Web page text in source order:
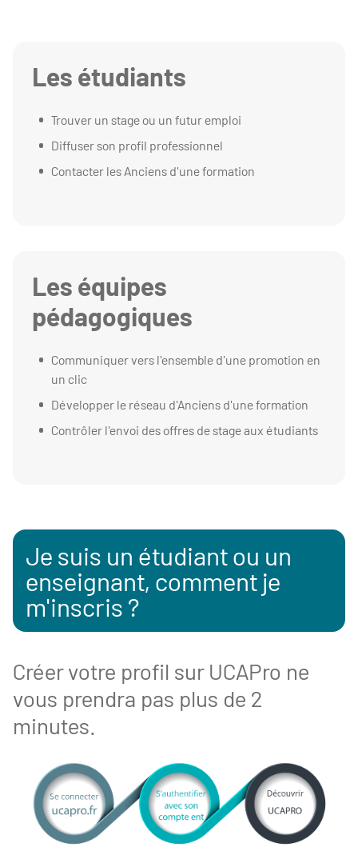
Les étudiants
Trouver un stage ou un futur emploi
Diffuser son profil professionnel
Contacter les Anciens d'une formation
Les équipes
pédagogiques
Communiquer vers l'ensemble d'une promotion en
un clic
Développer le réseau d'Anciens d'une formation
Contrôler l'envoi des offres de stage aux étudiants
Je suis un étudiant ou un
enseignant, comment je
m'inscris ?
Créer votre profil sur UCAPro ne
vous prendra pas plus de 2
minutes.